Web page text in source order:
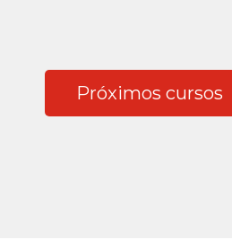
Próximos cursos